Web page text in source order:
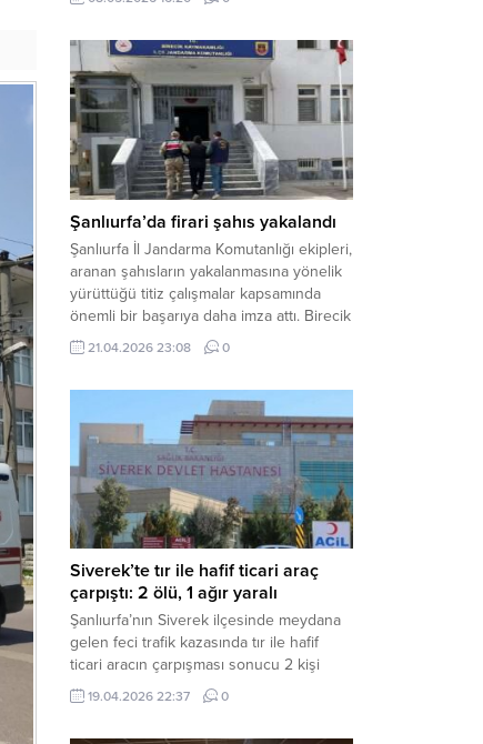
neticesinde 3 kişi olay yerinde yaşamını
ilçesine bağlı kırsal Konaç Mahallesi’nde
meydana geldi. Edinilen bilgilere göre,
aralarında husumet bulunan iki grup
arasında henüz belirlenemeyen bir...
Şanlıurfa’da firari şahıs yakalandı
Şanlıurfa İl Jandarma Komutanlığı ekipleri,
aranan şahısların yakalanmasına yönelik
yürüttüğü titiz çalışmalar kapsamında
önemli bir başarıya daha imza attı. Birecik
ilçesinde düzenlenen operasyonla,
hakkında kesinleşmiş hapis cezası
teslim edildi. Haber Merkezi – Şanlıurfa
Valiliği İl Basın ve Halkla İlişkiler
Müdürlüğü tarafından yapılan açıklamaya
göre; İl...
21.04.2026 23:08 0
Siverek’te tır ile hafif ticari araç
çarpıştı: 2 ölü, 1 ağır yaralı
Şanlıurfa’nın Siverek ilçesinde meydana
gelen feci trafik kazasında tır ile hafif
ticari aracın çarpışması sonucu 2 kişi
yaşamını yitirdi, 1 kişi ise ağır yaralandı.
Haber Merkezi – Siverek-Adıyaman kara
19.04.2026 22:37 0